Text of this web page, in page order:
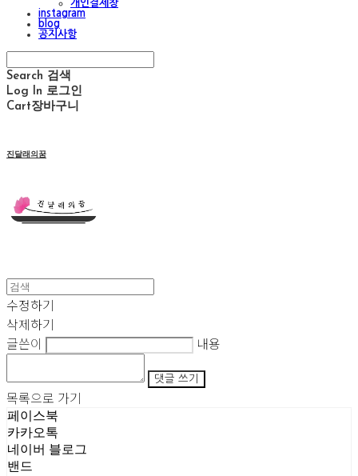
개인결제창
instagram
blog
공지사항
Search 검색
Log In 로그인
Cart장바구니
진달래의꿈
수정하기
삭제하기
글쓴이
내용
댓글 쓰기
목록으로 가기
페이스북
카카오톡
네이버 블로그
밴드